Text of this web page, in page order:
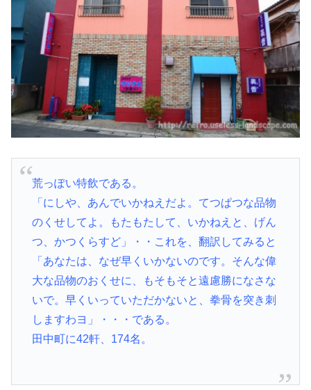
荒っぽい特飲である。
「にしや、あんでいかねえだよ。てつぱつな品物
のくせしてよ。もたもたして、いかねえと、げん
つ、かつくらすど」・・これを、翻訳してみると
「あなたは、なぜ早くいかないのです。そんな偉
大な品物のおくせに、もそもそと遠慮勝になさな
いで。早くいっていただかないと、拳骨を突き刺
しますわヨ」・・・である。
田中町に42軒、174名。